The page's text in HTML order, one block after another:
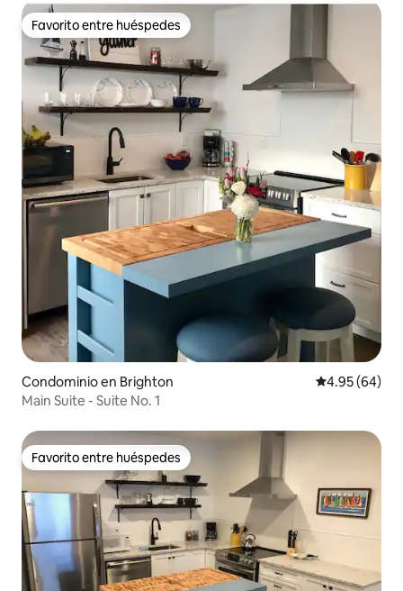
Favorito entre huéspedes
Favorito entre huéspedes
Condominio en Brighton Calificación
4.95 (64)
Main Suite - Suite No. 1
Favorito entre huéspedes
Favorito entre huéspedes